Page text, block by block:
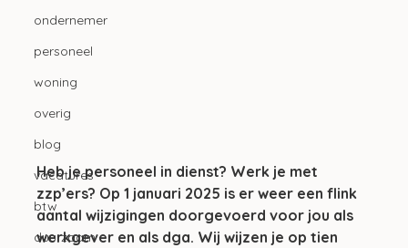
ondernemer
personeel
woning
overig
blog
vacatures
btw
duurzaam
Heb je personeel in dienst? Werk je met
zzp’ers? Op 1 januari 2025 is er weer een flink
aantal wijzigingen doorgevoerd voor jou als
werkgever en als dga. Wij wijzen je op tien